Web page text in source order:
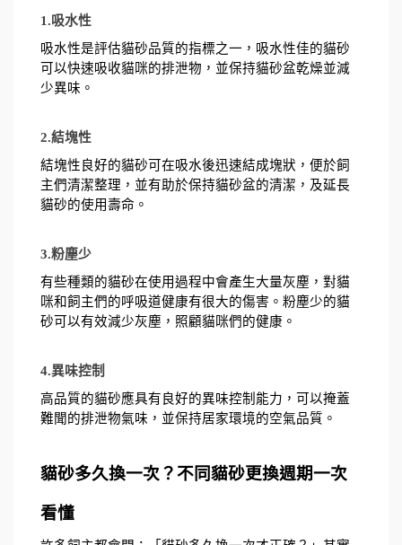
1.吸水性
吸水性是評估貓砂品質的指標之一，吸水性佳的貓砂
可以快速吸收貓咪的排泄物，並保持貓砂盆乾燥並減
少異味。
2.結塊性
結塊性良好的貓砂可在吸水後迅速結成塊狀，便於飼
主們清潔整理，並有助於保持貓砂盆的清潔，及延長
貓砂的使用壽命。
3.粉塵少
有些種類的貓砂在使用過程中會產生大量灰塵，對貓
咪和飼主們的呼吸道健康有很大的傷害。粉塵少的貓
砂可以有效減少灰塵，照顧貓咪們的健康。
4.異味控制
高品質的貓砂應具有良好的異味控制能力，可以掩蓋
難聞的排泄物氣味，並保持居家環境的空氣品質。
貓砂多久換一次？不同貓砂更換週期一次
看懂